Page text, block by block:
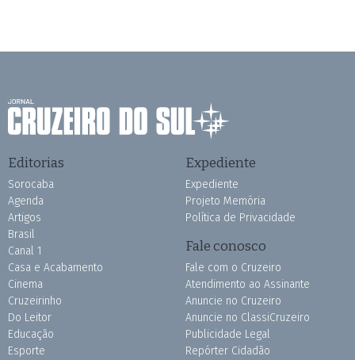
Editorias
Sorocaba
Agenda
Artigos
Brasil
Canal 1
Casa e Acabamento
Cinema
Cruzeirinho
Do Leitor
Educação
Esporte
Expediente
Expediente
Projeto Memória
Política de Privacidade
Fale conosco
Fale com o Cruzeiro
Atendimento ao Assinante
Anuncie no Cruzeiro
Anuncie no ClassiCruzeiro
Publicidade Legal
Repórter Cidadão